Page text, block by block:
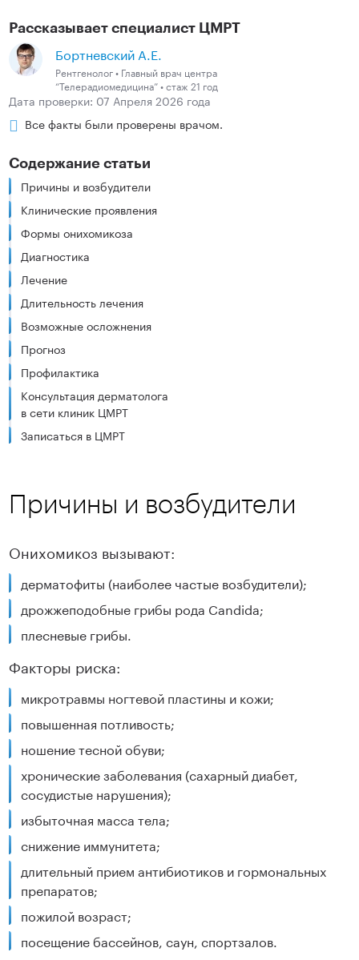
Рассказывает специалист ЦМРТ
Бортневский А.Е.
Рентгенолог • Главный врач центра
“Телерадиомедицина” • стаж 21 год
Дата проверки: 07 Апреля 2026 года
Все факты были проверены врачом.
Содержание статьи
Причины и возбудители
Клинические проявления
Формы онихомикоза
Диагностика
Лечение
Длительность лечения
Возможные осложнения
Прогноз
Профилактика
Консультация дерматолога
в сети клиник ЦМРТ
Записаться в ЦМРТ
Причины и возбудители
Онихомикоз вызывают:
дерматофиты (наиболее частые возбудители);
дрожжеподобные грибы рода Candida;
плесневые грибы.
Факторы риска:
микротравмы ногтевой пластины и кожи;
повышенная потливость;
ношение тесной обуви;
хронические заболевания (сахарный диабет,
сосудистые нарушения);
избыточная масса тела;
снижение иммунитета;
длительный прием антибиотиков и гормональных
препаратов;
пожилой возраст;
посещение бассейнов, саун, спортзалов.